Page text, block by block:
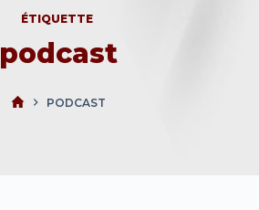
ÉTIQUETTE
podcast
PODCAST